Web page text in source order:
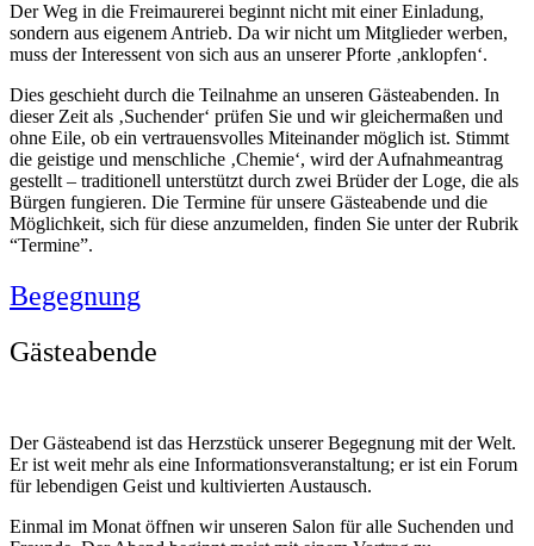
Der Weg in die Freimaurerei beginnt nicht mit einer Einladung,
sondern aus eigenem Antrieb. Da wir nicht um Mitglieder werben,
muss der Interessent von sich aus an unserer Pforte ‚anklopfen‘.
Dies geschieht durch die Teilnahme an unseren Gästeabenden. In
dieser Zeit als ‚Suchender‘ prüfen Sie und wir gleichermaßen und
ohne Eile, ob ein vertrauensvolles Miteinander möglich ist. Stimmt
die geistige und menschliche ‚Chemie‘, wird der Aufnahmeantrag
gestellt – traditionell unterstützt durch zwei Brüder der Loge, die als
Bürgen fungieren. Die Termine für unsere Gästeabende und die
Möglichkeit, sich für diese anzumelden, finden Sie unter der Rubrik
“Termine”.
Begegnung
Gästeabende
Der Gästeabend ist das Herzstück unserer Begegnung mit der Welt.
Er ist weit mehr als eine Informationsveranstaltung; er ist ein Forum
für lebendigen Geist und kultivierten Austausch.
Einmal im Monat öffnen wir unseren Salon für alle Suchenden und